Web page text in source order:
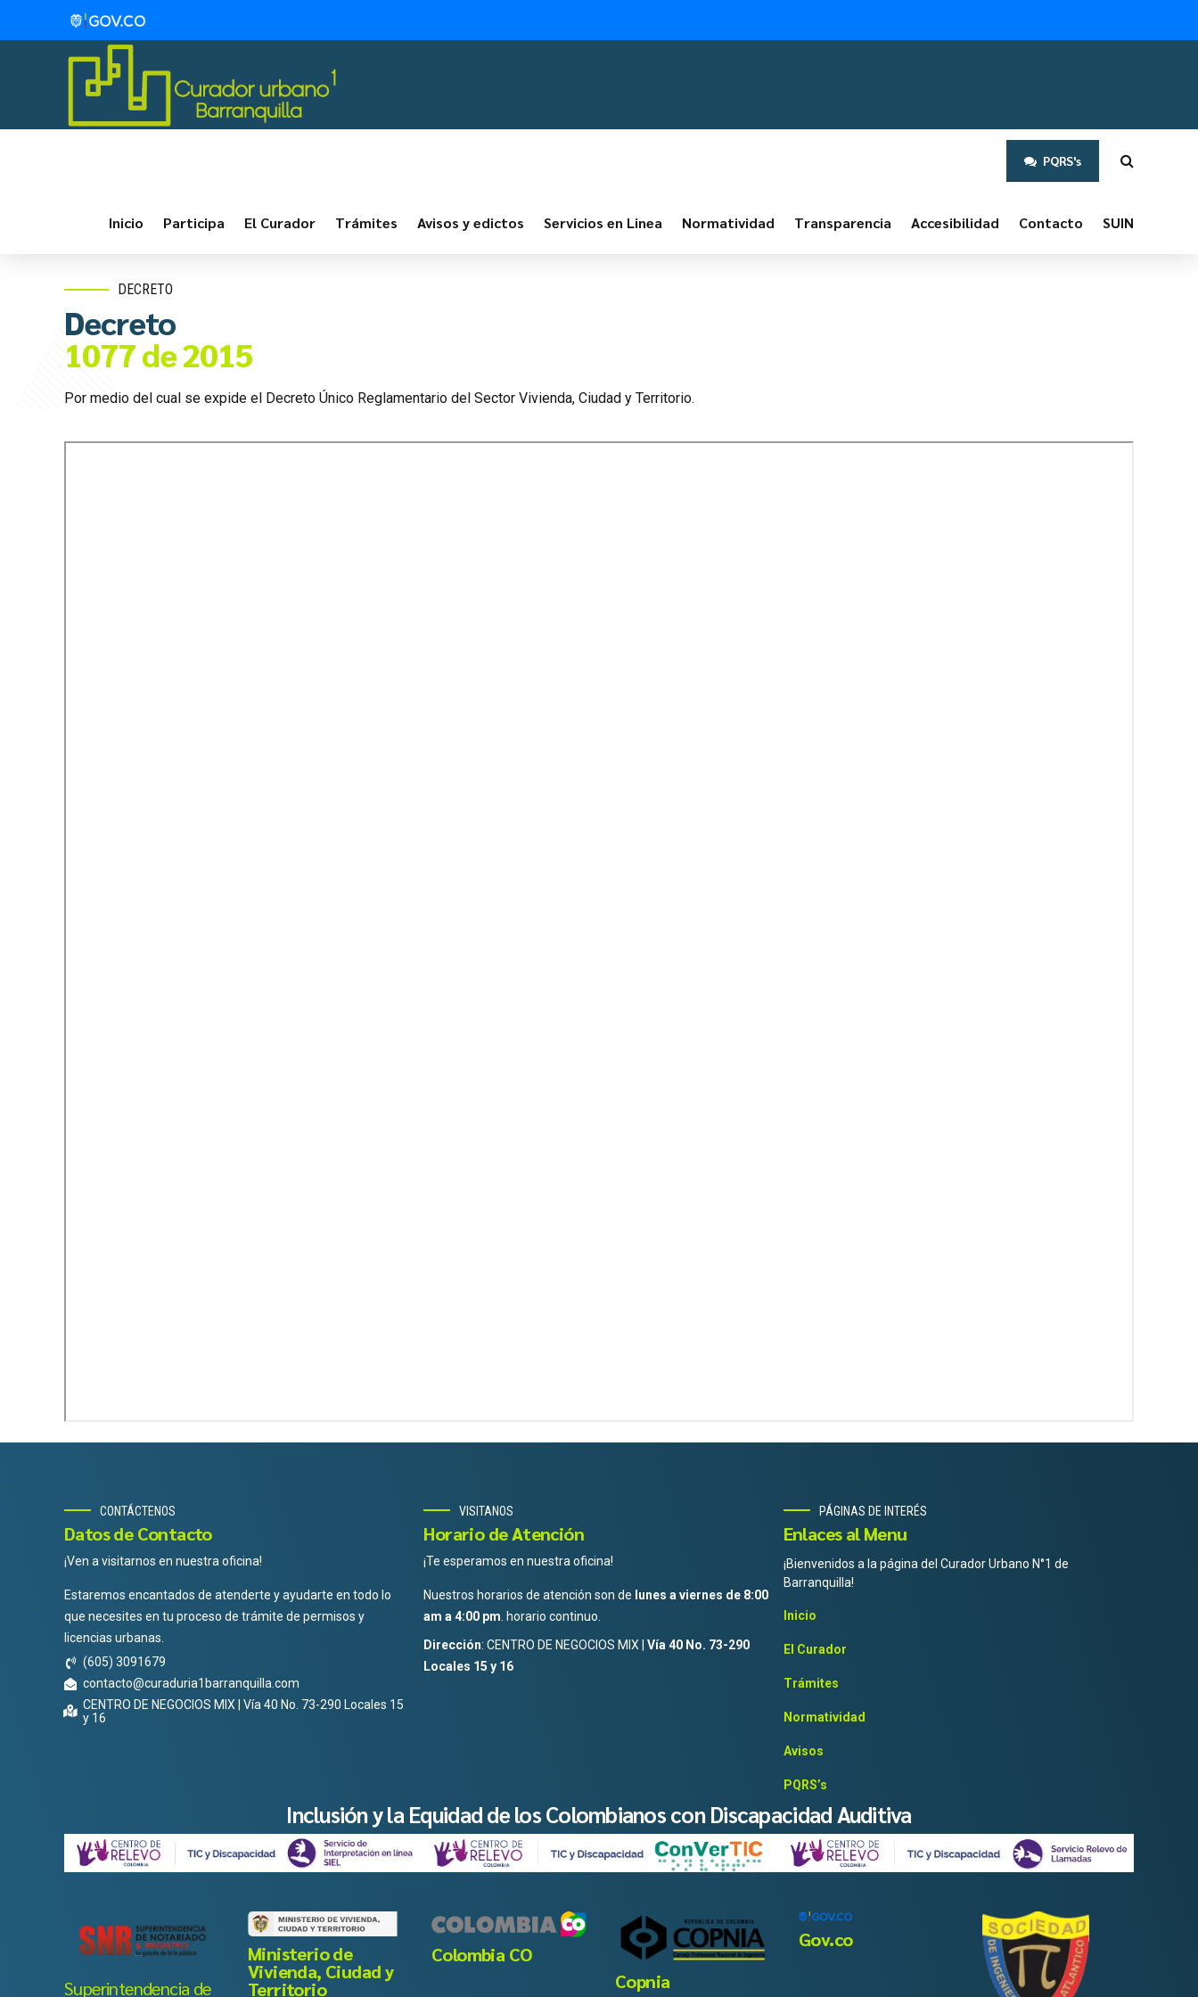
PQRS's
Inicio Participa El Curador Trámites Avisos y edictos Servicios en Linea Normatividad Transparencia Accesibilidad Contacto SUIN
DECRETO
Decreto
1077 de 2015
Por medio del cual se expide el Decreto Único Reglamentario del Sector Vivienda, Ciudad y Territorio.
CONTÁCTENOS
Datos de Contacto
¡Ven a visitarnos en nuestra oficina!
Estaremos encantados de atenderte y ayudarte en todo lo
que necesites en tu proceso de trámite de permisos y
licencias urbanas.
(605) 3091679
contacto@curaduria1barranquilla.com
CENTRO DE NEGOCIOS MIX | Vía 40 No. 73-290 Locales 15
y 16
VISITANOS
Horario de Atención
¡Te esperamos en nuestra oficina!
Nuestros horarios de atención son de lunes a viernes de 8:00
am a 4:00 pm . horario continuo.
Dirección: CENTRO DE NEGOCIOS MIX |Vía 40 No. 73-290
Locales 15 y 16
PÁGINAS DE INTERÉS
Enlaces al Menu
¡Bienvenidos a la página del Curador Urbano N°1 de
Barranquilla!
Inicio
El Curador
Trámites
Normatividad
Avisos
PQRS’s
Inclusión y la Equidad de los Colombianos con Discapacidad Auditiva
Superintendencia de
Ministerio de
Vivienda, Ciudad y
Territorio
Colombia CO
Copnia
Gov.co